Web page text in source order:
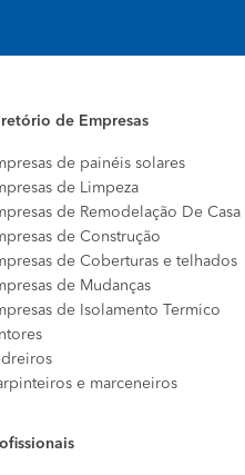
de Empresas
de painéis solares
de Limpeza
de Remodelação De Casa
de Construção
de Coberturas e telhados
de Mudanças
de Isolamento Termico
e marceneiros